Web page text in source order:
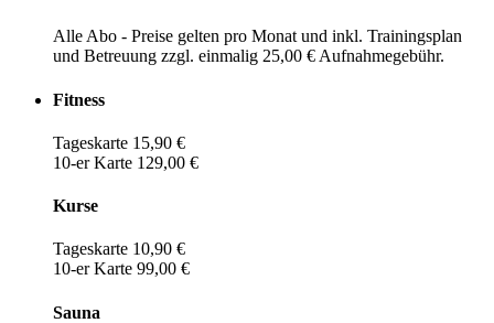
Alle Abo - Preise gelten pro Monat und inkl. Trainingsplan
und Betreuung zzgl. einmalig 25,00 € Aufnahmegebühr.
Fitness
Tageskarte 15,90 €
10-er Karte 129,00 €
Kurse
Tageskarte 10,90 €
10-er Karte 99,00 €
Sauna